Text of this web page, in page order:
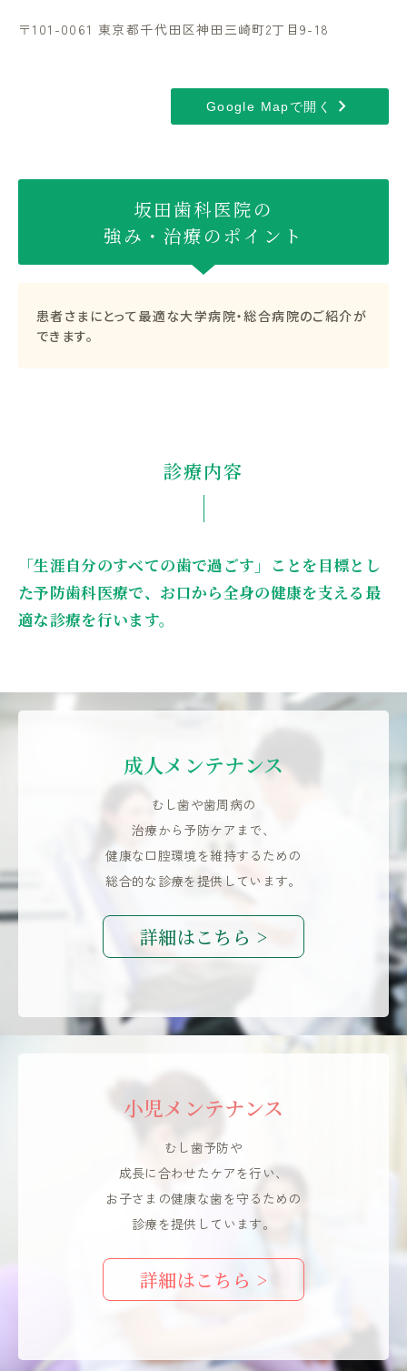
〒101-0061 東京都千代田区神田三崎町2丁目9-18
Google Mapで開く chevron_right
坂田歯科医院の
強み・治療のポイント
患者さまにとって最適な大学病院・総合病院のご紹介が
できます。
診療内容
「生涯自分のすべての歯で過ごす」ことを目標とし
た予防歯科医療で、お口から全身の健康を支える最
適な診療を行います。
成人メンテナンス
むし歯や歯周病の
治療から予防ケアまで、
健康な口腔環境を維持するための
総合的な診療を提供しています。
詳細はこちら >
小児メンテナンス
むし歯予防や
成長に合わせたケアを行い、
お子さまの健康な歯を守るための
診療を提供しています。
詳細はこちら >